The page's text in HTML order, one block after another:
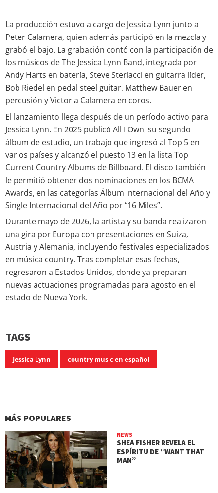
La producción estuvo a cargo de Jessica Lynn junto a
Peter Calamera, quien además participó en la mezcla y
grabó el bajo. La grabación contó con la participación de
los músicos de The Jessica Lynn Band, integrada por
Andy Harts en batería, Steve Sterlacci en guitarra líder,
Bob Riedel en pedal steel guitar, Matthew Bauer en
percusión y Victoria Calamera en coros.
El lanzamiento llega después de un período activo para
Jessica Lynn. En 2025 publicó All I Own, su segundo
álbum de estudio, un trabajo que ingresó al Top 5 en
varios países y alcanzó el puesto 13 en la lista Top
Current Country Albums de Billboard. El disco también
le permitió obtener dos nominaciones en los BCMA
Awards, en las categorías Álbum Internacional del Año y
Single Internacional del Año por “16 Miles”.
Durante mayo de 2026, la artista y su banda realizaron
una gira por Europa con presentaciones en Suiza,
Austria y Alemania, incluyendo festivales especializados
en música country. Tras completar esas fechas,
regresaron a Estados Unidos, donde ya preparan
nuevas actuaciones programadas para agosto en el
estado de Nueva York.
TAGS
Jessica Lynn country music en español
MÁS POPULARES
NEWS
SHEA FISHER REVELA EL
ESPÍRITU DE “WANT THAT
MAN”